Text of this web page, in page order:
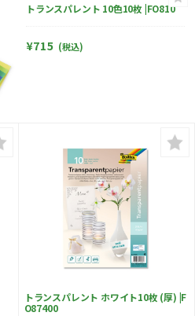
トランスパレント 10色10枚 |FO810
¥715 (税込)
トランスパレント ホワイト10枚 (厚) |F
O87400